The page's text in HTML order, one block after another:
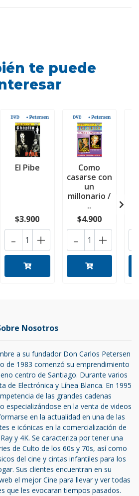
te puede
El Pibe
$3.900
+
-
Como
casarse con
un
millonario /
..
$4.900
+
-
Nosotros
a su fundador Don Carlos Petersen
de 1983 comenzó su emprendimiento
centro de Santiago. Durante varios
de Electrónica y Línea Blanca. En 1995
de las grandes cadenas
especializándose en la venta de videos
en la actualidad en una de las
e icónicas en la comercialización de
y 4K. Se caracteriza por tener una
de Culto de los 60s y 70s, así como
del cine y cintas infantiles para los
Sus clientes encuentran en su
el mejor Cine para llevar y ver todas
que les evocaran tiempos pasados.